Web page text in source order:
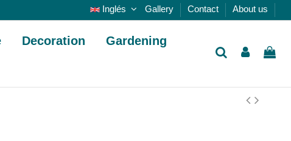
Inglés Gallery Contact About us
Decoration
Gardening